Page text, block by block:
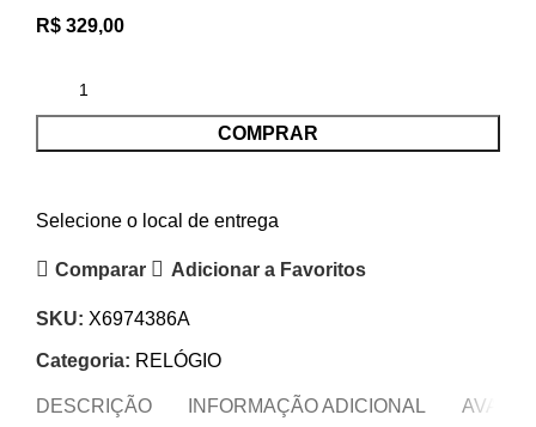
R$ 329,00
COMPRAR
Selecione o local de entrega
Comparar Adicionar a Favoritos
SKU: X6974386A
Categoria: RELÓGIO
DESCRIÇÃO INFORMAÇÃO ADICIONAL